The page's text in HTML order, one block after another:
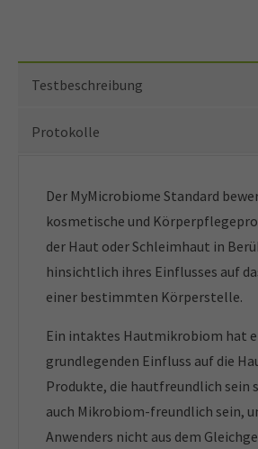
Testbeschreibung
Protokolle
Der MyMicrobiome Standard
kosmetische und
der Haut oder Schleimhaut in
hinsichtlich ihres Einflusses auf
einer bestimmten Körperstelle.
Ein intaktes Hautmikrobiom hat
grundlegenden Einfluss auf die
Produkte, die hautfreundlich sein
auch Mikrobiom-freundlich sein,
Anwenders nicht aus dem